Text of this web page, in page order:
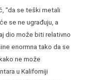
“da se teški metali
se ne ugrađuju, a
dio može biti relativno
enormna tako da se
ne može
u Kaliforniji